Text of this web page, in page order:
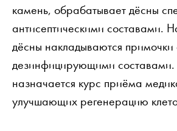
камень, обрабатывает дёсны
антисептическими составами.
дёсны накладываются примочки
дезинфицирующими
назначается курс приёма
улучшающих регенерацию